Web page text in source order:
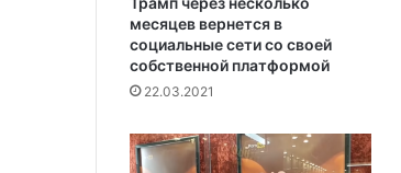
й
м
а
ш
н
е
месяцев вернется в
социальные сети со своей
собственной платформой
22.03.2021